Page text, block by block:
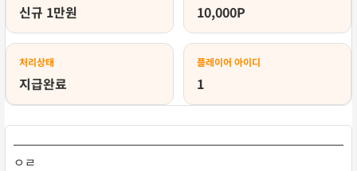
신규 1만원 10,000P
처리상태
지급완료
플레이어 아이디
1
ㅇㄹ